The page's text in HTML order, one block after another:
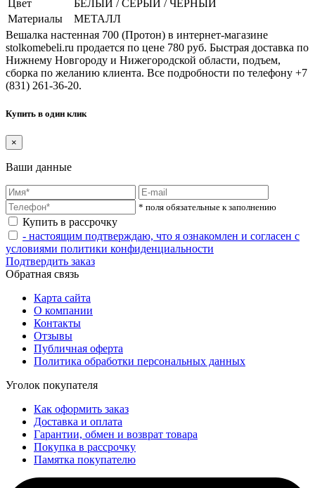
Цвет
БЕЛЫЙ / СЕРЫЙ / ЧЕРНЫЙ
Материалы
МЕТАЛЛ
Вешалка настенная 700 (Протон) в интернет-магазине
stolkomebeli.ru продается по цене 780 руб. Быстрая доставка по
Нижнему Новгороду и Нижегородской области, подъем,
сборка по желанию клиента. Все подробности по телефону +7
(831) 261-36-20.
Купить в один клик
×
Ваши данные
* поля обязательные к заполнению
Купить в рассрочку
- настоящим подтверждаю, что я ознакомлен и согласен с
условиями политики конфиденциальности
Подтвердить заказ
Обратная связь
Карта сайта
О компании
Контакты
Отзывы
Публичная оферта
Политика обработки персональных данных
Уголок покупателя
Как оформить заказ
Доставка и оплата
Гарантии, обмен и возврат товара
Покупка в рассрочку
Памятка покупателю